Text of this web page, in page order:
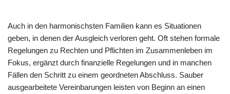
Auch in den harmonischsten Familien kann es Situationen
geben, in denen der Ausgleich verloren geht. Oft stehen formale
Regelungen zu Rechten und Pflichten im Zusammenleben im
Fokus, ergänzt durch finanzielle Regelungen und in manchen
Fällen den Schritt zu einem geordneten Abschluss. Sauber
ausgearbeitete Vereinbarungen leisten von Beginn an einen